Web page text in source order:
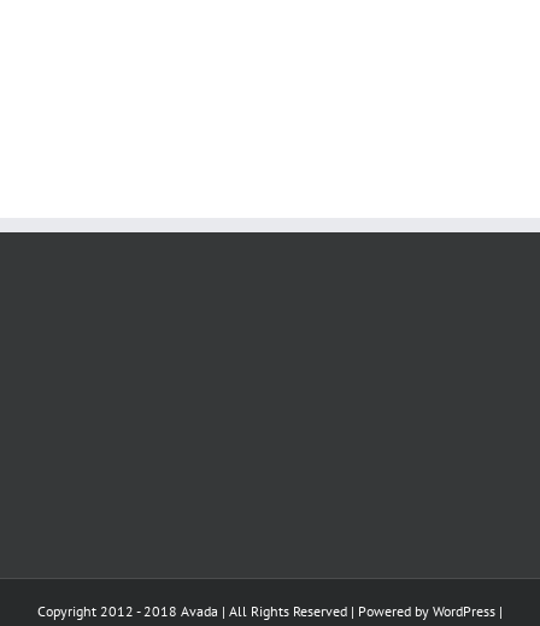
Copyright 2012 - 2018 Avada | All Rights Reserved | Powered by WordPress |